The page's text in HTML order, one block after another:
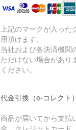
上記のマークが入った
用頂けます。
当社および各決済機関
ただけない場合があり
ください。
代金引換（e-コレクト）
商品が届いてから支払